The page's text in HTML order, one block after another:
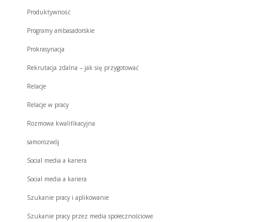
Produktywność
Programy ambasadorskie
Prokrasynacja
Rekrutacja zdalna – jak się przygotować
Relacje
Relacje w pracy
Rozmowa kwalifikacyjna
samorozwój
Social media a kariera
Social media a kariera
Szukanie pracy i aplikowanie
Szukanie pracy przez media społecznościowe